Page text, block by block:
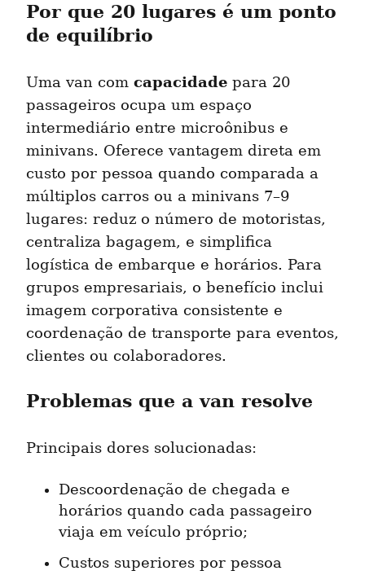
Por que 20 lugares é um ponto
de equilíbrio
Uma van com capacidade para 20
passageiros ocupa um espaço
intermediário entre microônibus e
minivans. Oferece vantagem direta em
custo por pessoa quando comparada a
múltiplos carros ou a minivans 7–9
lugares: reduz o número de motoristas,
centraliza bagagem, e simplifica
logística de embarque e horários. Para
grupos empresariais, o benefício inclui
imagem corporativa consistente e
coordenação de transporte para eventos,
clientes ou colaboradores.
Problemas que a van resolve
Principais dores solucionadas:
Descoordenação de chegada e
horários quando cada passageiro
viaja em veículo próprio;
Custos superiores por pessoa